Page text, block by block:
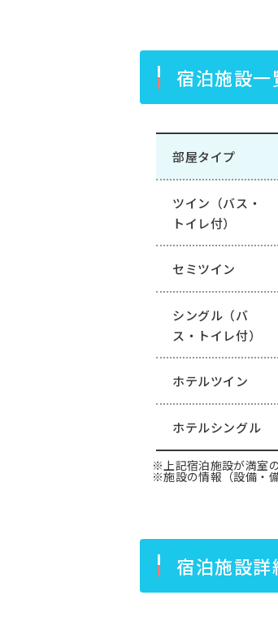
宿泊施設一
部屋タイプ
ツイン（バス・
トイレ付）
セミツイン
シングル（バ
ス・トイレ付）
ホテルツイン
ホテルシングル
※上記宿泊施設が満室
※施設の情報（設備・
宿泊施設詳